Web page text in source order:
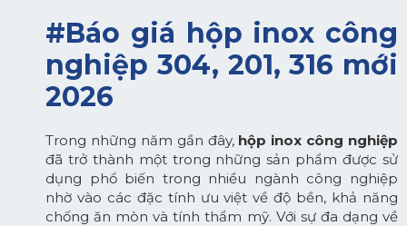
#Báo giá hộp inox công
nghiệp 304, 201, 316 mới
2026
Trong những năm gần đây, hộp inox công nghiệp
đã trở thành một trong những sản phẩm được sử
dụng phổ biến trong nhiều ngành công nghiệp
nhờ vào các đặc tính ưu việt về độ bền, khả năng
chống ăn mòn và tính thẩm mỹ. Với sự đa dạng về